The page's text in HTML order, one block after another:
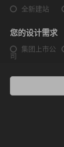
全新建站
您的设计需求
集团上市公
司